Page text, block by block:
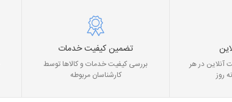
آنلاین در هر
روز
تضمین کیفیت خدمات
بررسی کیفیت خدمات و کالاها توسط
کارشناسان مربوطه